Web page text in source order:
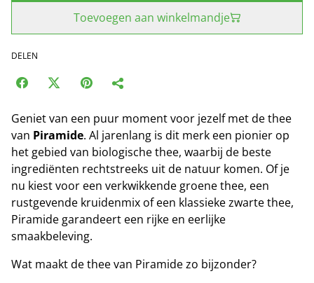
Toevoegen aan winkelmandje
DELEN
Geniet van een puur moment voor jezelf met de thee
van Piramide. Al jarenlang is dit merk een pionier op
het gebied van biologische thee, waarbij de beste
ingrediënten rechtstreeks uit de natuur komen. Of je
nu kiest voor een verkwikkende groene thee, een
rustgevende kruidenmix of een klassieke zwarte thee,
Piramide garandeert een rijke en eerlijke
smaakbeleving.
Wat maakt de thee van Piramide zo bijzonder?